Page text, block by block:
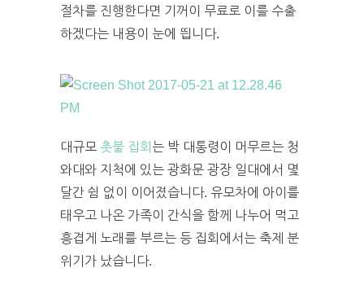
절차를 진행한다면 기꺼이 무료로 이를 수출
하겠다는 내용이 눈에 띕니다.
대규모 촛불 집회 는 박 대통령이 머무르는 청
와대와 지척에 있는 광화문 광장 일대에서 몇
달간 쉼 없이 이어졌습니다. 유모차에 아이를
태우고 나온 가족이 간식을 함께 나누어 먹고
흥겹게 노래를 부르는 등 집회에서는 축제 분
위기가 났습니다.